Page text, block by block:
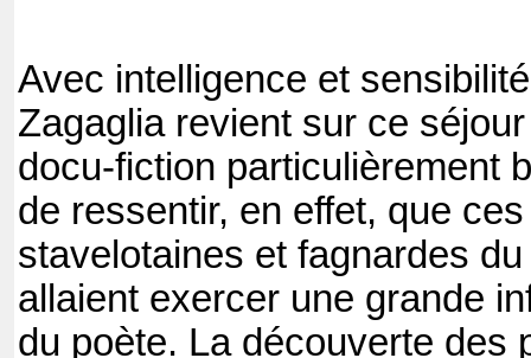
Avec intelligence et
Zagaglia revient sur ce
docu-fiction particulièrement
de ressentir, en effet, que
stavelotaines et fagnardes
allaient exercer une grande
du poète. La découverte des